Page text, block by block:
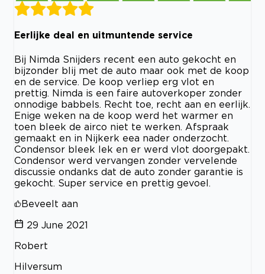
Eerlijke deal en uitmuntende service
Bij Nimda Snijders recent een auto gekocht en
bijzonder blij met de auto maar ook met de koop
en de service. De koop verliep erg vlot en
prettig. Nimda is een faire autoverkoper zonder
onnodige babbels. Recht toe, recht aan en eerlijk.
Enige weken na de koop werd het warmer en
toen bleek de airco niet te werken. Afspraak
gemaakt en in Nijkerk eea nader onderzocht.
Condensor bleek lek en er werd vlot doorgepakt.
Condensor werd vervangen zonder vervelende
discussie ondanks dat de auto zonder garantie is
gekocht. Super service en prettig gevoel.
Beveelt aan
29 June 2021
Robert
Hilversum